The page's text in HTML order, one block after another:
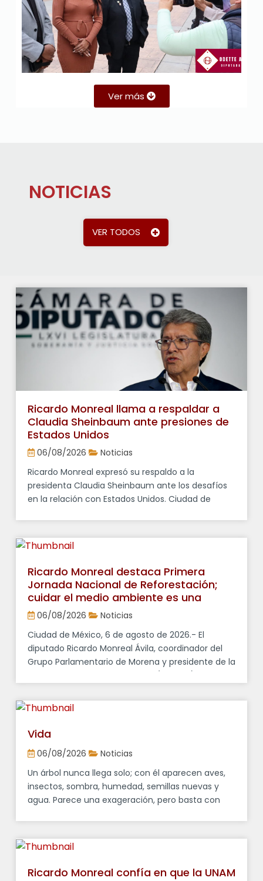
Ver más
NOTICIAS
VER TODOS
Ricardo Monreal llama a respaldar a
Claudia Sheinbaum ante presiones de
Estados Unidos
06/08/2026
Noticias
Ricardo Monreal expresó su respaldo a la
presidenta Claudia Sheinbaum ante los desafíos
en la relación con Estados Unidos. Ciudad de
Cámara de Diputados y coordinador del Grupo
afirmó que las presiones de […]
Ricardo Monreal destaca Primera
Jornada Nacional de Reforestación;
cuidar el medio ambiente es una
responsabilidad compartida
06/08/2026
Noticias
Ciudad de México, 6 de agosto de 2026.- El
diputado Ricardo Monreal Ávila, coordinador del
Grupo Parlamentario de Morena y presidente de la
Junta de Coordinación Política (Jucopo), calificó
Primera Jornada Nacional de Reforestación, que
participación de miles de […]
Vida
06/08/2026
Noticias
Un árbol nunca llega solo; con él aparecen aves,
insectos, sombra, humedad, semillas nuevas y
agua. Parece una exageración, pero basta con
desaparecen los árboles cambia mucho más que
quienes habitan en […]
Ricardo Monreal confía en que la UNAM